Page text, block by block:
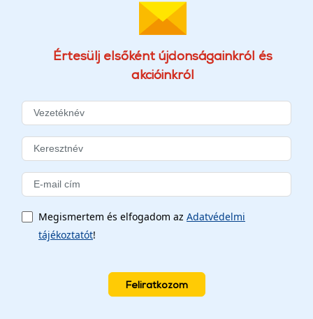
Értesülj elsőként újdonságainkról és
akcióinkról
Megismertem és elfogadom az Adatvédelmi
tájékoztatót!
Feliratkozom